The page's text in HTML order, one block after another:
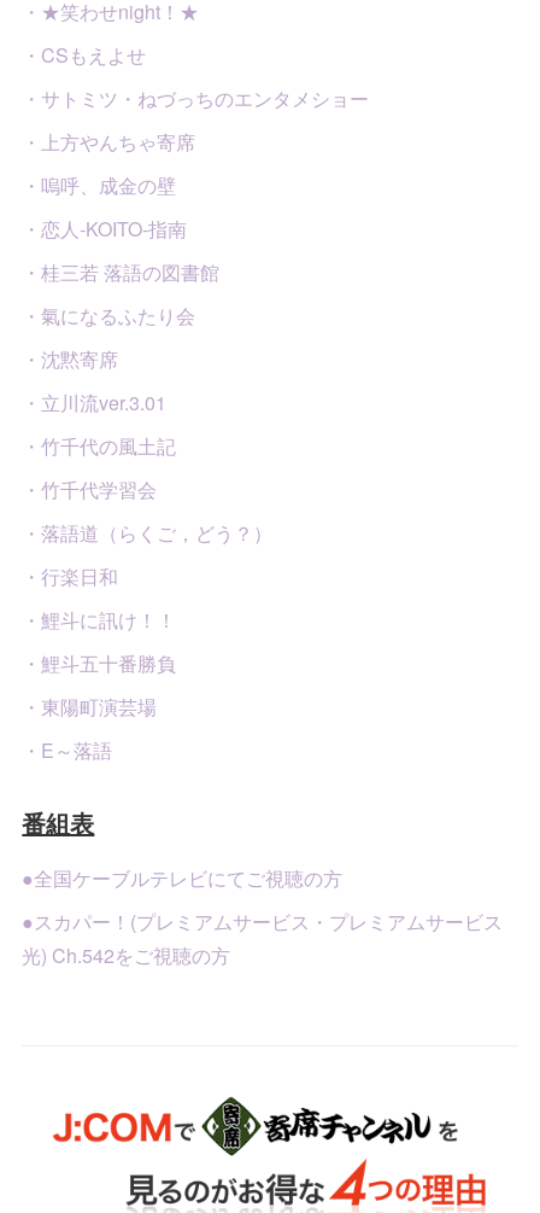
・★笑わせnight！★
・CSもえよせ
・サトミツ・ねづっちのエンタメショー
・上方やんちゃ寄席
・嗚呼、成金の壁
・恋人-KOITO-指南
・桂三若 落語の図書館
・氣になるふたり会
・沈黙寄席
・立川流ver.3.01
・竹千代の風土記
・竹千代学習会
・落語道（らくご，どう？）
・行楽日和
・鯉斗に訊け！！
・鯉斗五十番勝負
・東陽町演芸場
・E～落語
番組表
●全国ケーブルテレビにてご視聴の方
●スカパー！(プレミアムサービス・プレミアムサービス
光) Ch.542をご視聴の方